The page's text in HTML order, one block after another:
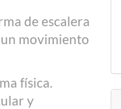
de escalera
un movimiento
física.
y